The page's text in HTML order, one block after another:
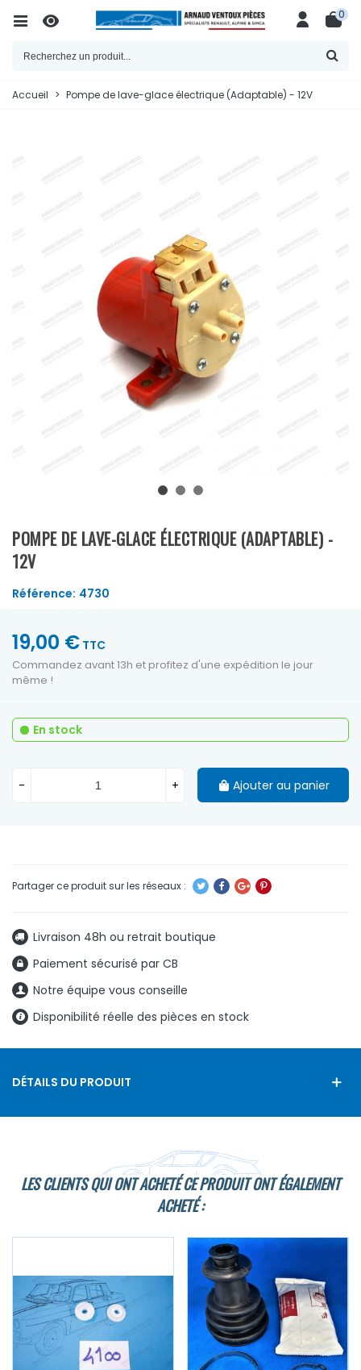
0
Accueil > Pompe de lave-glace électrique (Adaptable) - 12V
POMPE DE LAVE-GLACE ÉLECTRIQUE (ADAPTABLE) -
12V
Référence: 4730
Livraison 48h ou retrait boutique
Paiement sécurisé par CB
Notre équipe vous conseille
Disponibilité réelle des pièces en stock
19,00 € TTC
Commandez avant 13h et profitez d'une expédition le jour
même !
En stock
- + Ajouter au panier
DÉTAILS DU PRODUIT
LES CLIENTS QUI ONT ACHETÉ CE PRODUIT ONT ÉGALEMENT
ACHETÉ :